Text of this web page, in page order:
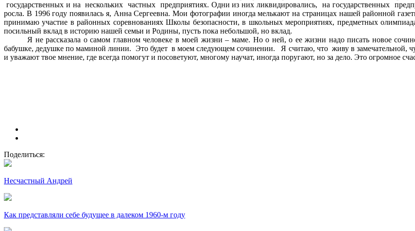
государственных и на нескольких частных предприятиях. Одни из них ликвидировались, на государственных
росла. В 1996 году появилась я, Анна Сергеевна. Мои фотографии иногда мелькают на страницах нашей районной
принимаю участие в районных соревнованиях Школы безопасности, в школьных мероприятиях, предметных
посильный вклад в историю нашей семьи и Родины, пусть пока небольшой, но вклад.
Я не рассказала о самом главном человеке в моей жизни – маме. Но о ней, о ее жизни надо писать новое
бабушке, дедушке по маминой линии. Это будет в моем следующем сочинении. Я считаю, что живу в замечательной,
и уважают твое мнение, где всегда помогут и посоветуют, многому научат, иногда поругают, но за дело. Это огромное
Поделиться:
Несчастный Андрей
Как представляли себе будущее в далеком 1960-м году